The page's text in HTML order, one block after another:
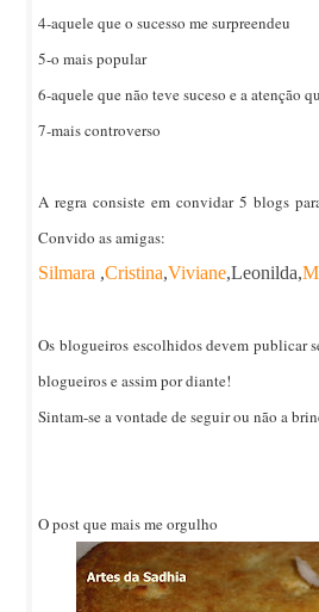
4-aquele que o sucesso me surpreendeu
5-o mais popular
6-aquele que não teve suceso e a atenção
7-mais controverso
A regra consiste em convidar 5 blogs
Convido as amigas:
Silmara ,Cristina,Viviane,Leonilda,
Os blogueiros escolhidos devem publicar
blogueiros e assim por diante!
Sintam-se a vontade de seguir ou não a
O post que mais me orgulho